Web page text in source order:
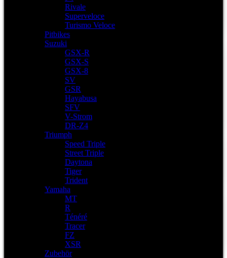
Rivale
Superveloce
Turismo Veloce
Pitbikes
Suzuki
GSX-R
GSX-S
GSX-8
SV
GSR
Hayabusa
SFV
V-Strom
DR-Z4
Triumph
Speed Triple
Street Triple
Daytona
Tiger
Trident
Yamaha
MT
R
Ténéré
Tracer
FZ
XSR
Zubehör